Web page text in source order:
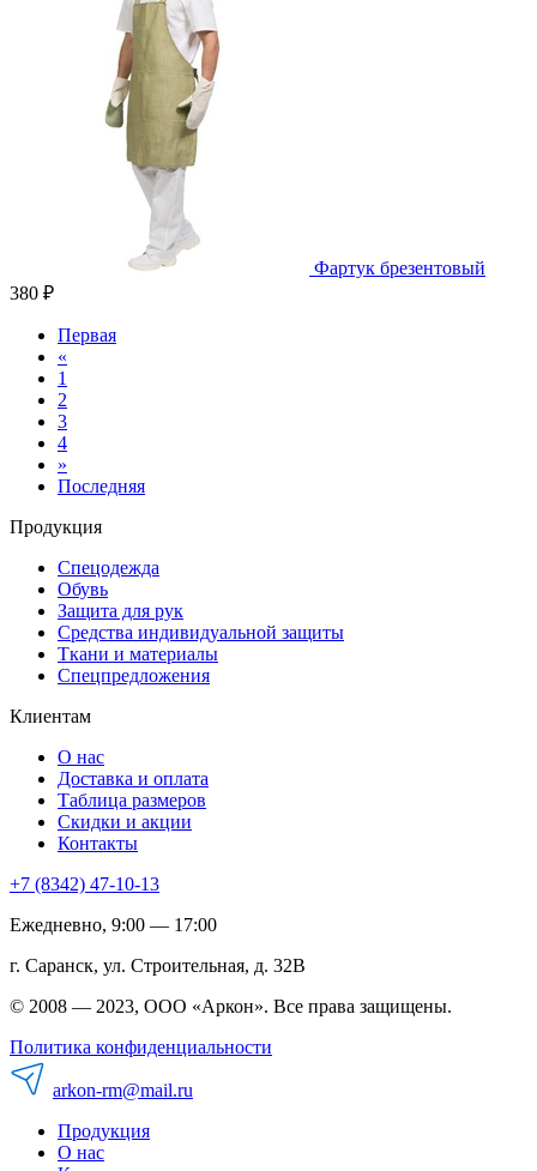
Фартук брезентовый
380 ₽
Первая
«
1
2
3
4
»
Последняя
Продукция
Спецодежда
Обувь
Защита для рук
Средства индивидуальной защиты
Ткани и материалы
Спецпредложения
Клиентам
О нас
Доставка и оплата
Таблица размеров
Скидки и акции
Контакты
+7 (8342) 47-10-13
Ежедневно, 9:00 — 17:00
г. Саранск, ул. Строительная, д. 32В
© 2008 — 2023, ООО «Аркон». Все права защищены.
Политика конфиденциальности
arkon-rm@mail.ru
Продукция
О нас